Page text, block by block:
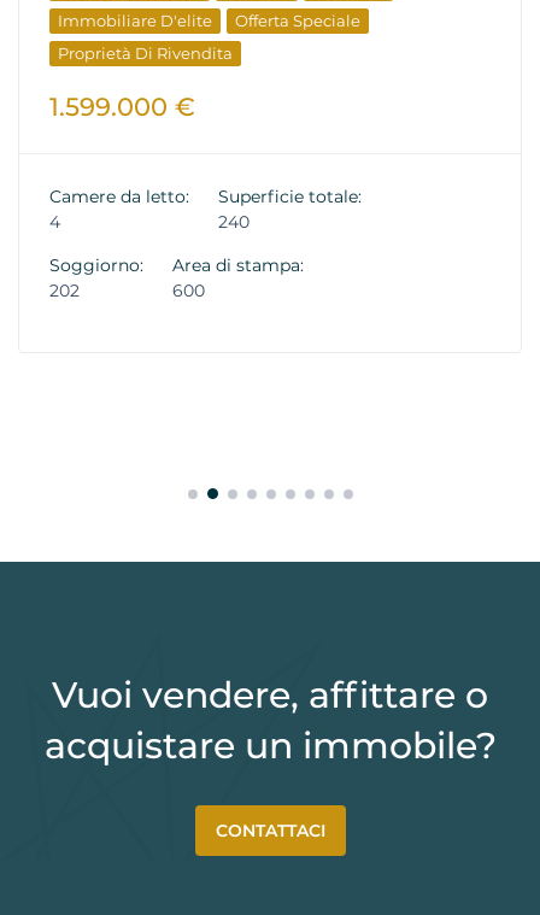
Immobiliare D'elite
Offerta Speciale
Proprietà Di Rivendita
1.599.000 €
Camere da letto:
4
Superficie totale:
240
Soggiorno:
202
Area di stampa:
600
Vuoi vendere, affittare o
acquistare un immobile?
CONTATTACI